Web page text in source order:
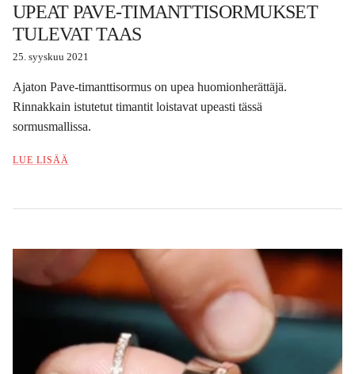
UPEAT PAVE-TIMANTTISORMUKSET
TULEVAT TAAS
25. syyskuu 2021
Ajaton Pave-timanttisormus on upea huomionherättäjä.
Rinnakkain istutetut timantit loistavat upeasti tässä
sormusmallissa.
LUE LISÄÄ